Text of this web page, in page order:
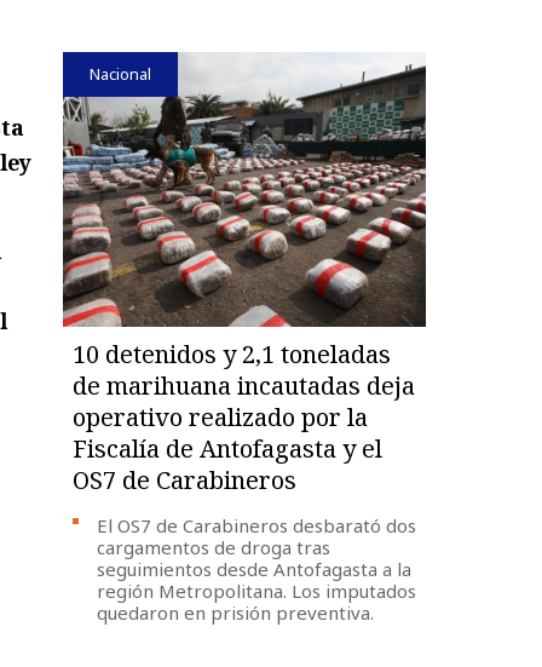
Nacional
10 detenidos y 2,1 toneladas
de marihuana incautadas deja
operativo realizado por la
Fiscalía de Antofagasta y el
OS7 de Carabineros
El OS7 de Carabineros desbarató dos
cargamentos de droga tras
seguimientos desde Antofagasta a la
región Metropolitana. Los imputados
quedaron en prisión preventiva.